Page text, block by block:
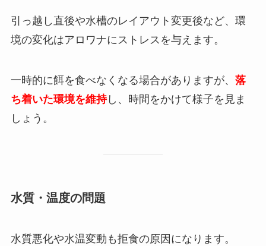
引っ越し直後や水槽のレイアウト変更後など、環
境の変化はアロワナにストレスを与えます。
一時的に餌を食べなくなる場合がありますが、 落
ち着いた環境を維持し、時間をかけて様子を見ま
しょう。
水質・温度の問題
水質悪化や水温変動も拒食の原因になります。